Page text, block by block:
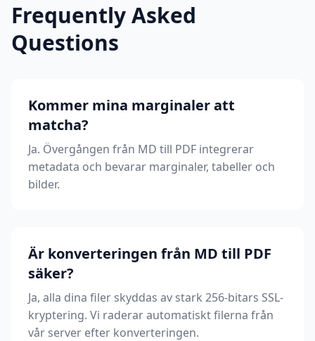
Frequently Asked
Questions
Kommer mina marginaler att
matcha?
Ja. Övergången från MD till PDF integrerar
metadata och bevarar marginaler, tabeller och
bilder.
Är konverteringen från MD till PDF
säker?
Ja, alla dina filer skyddas av stark 256-bitars SSL-
kryptering. Vi raderar automatiskt filerna från
vår server efter konverteringen.